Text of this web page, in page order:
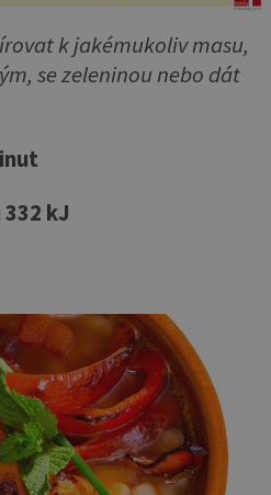
k jakémukoliv masu,
se zeleninou nebo dát
kJ